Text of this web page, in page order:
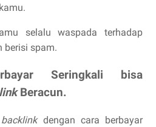
selalu waspada terhadap
berisi spam.
Seringkali bisa
Beracun.
backlink dengan cara berbayar